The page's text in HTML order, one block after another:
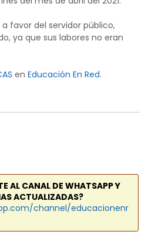
favor del servidor público,
ya que sus labores no eran
en Educación En Red.
AL CANAL DE WHATSAPP Y
ACTUALIZADAS?
channel/educacionenr